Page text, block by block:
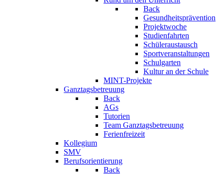
Back
Gesundheitsprävention
Projektwoche
Studienfahrten
Schüleraustausch
Sportveranstaltungen
Schulgarten
Kultur an der Schule
MINT-Projekte
Ganztagsbetreuung
Back
AGs
Tutorien
Team Ganztagsbetreuung
Ferienfreizeit
Kollegium
SMV
Berufsorientierung
Back